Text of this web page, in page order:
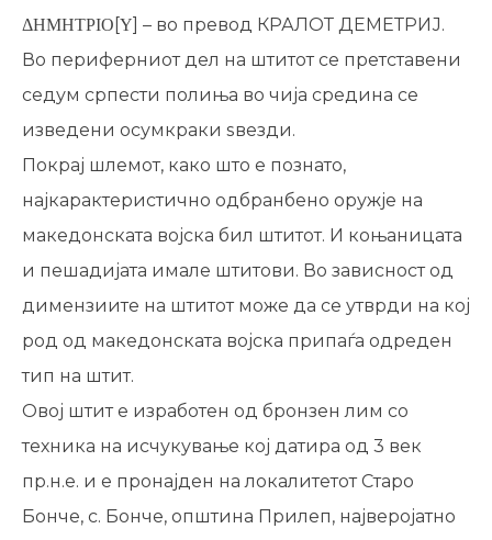
ΔΗΜΗΤΡΙΟ[Υ] – во превод КРАЛОТ ДЕМЕТРИЈ.
Во периферниот дел на штитот се претставени
седум српести полиња во чија средина се
изведени осумкраки ѕвезди.
Покрај шлемот, како што е познато,
најкарактеристично одбранбено оружје на
македонската војска бил штитот. И коњаницата
и пешадијата имале штитови. Во зависност од
димензиите на штитот може да се утврди на кој
род од македонската војска припаѓа одреден
тип на штит.
Овој штит е изработен од бронзен лим со
техника на исчукување кој датира од 3 век
пр.н.е. и е пронајден на локалитетот Старо
Бонче, с. Бонче, општина Прилеп, најверојатно